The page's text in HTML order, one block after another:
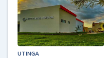
UTINGA